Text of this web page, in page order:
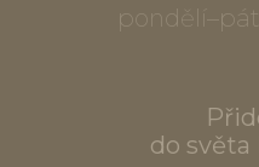
do světa